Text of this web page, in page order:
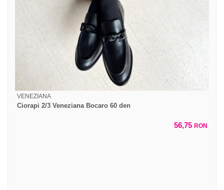
VENEZIANA
Ciorapi 2/3 Veneziana Bocaro 60 den
56,75 RON